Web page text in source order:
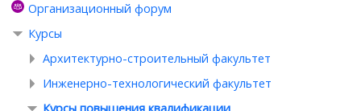
Организационный форум
Курсы
Архитектурно-строительный факультет
Инженерно-технологический факультет